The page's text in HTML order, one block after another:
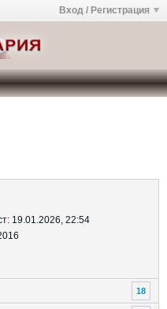
Вход / Регистрация
19.01.2026, 22:54
18